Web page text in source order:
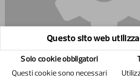
Questo sito web
Solo cookie obbligatori
Questi cookie sono necessari